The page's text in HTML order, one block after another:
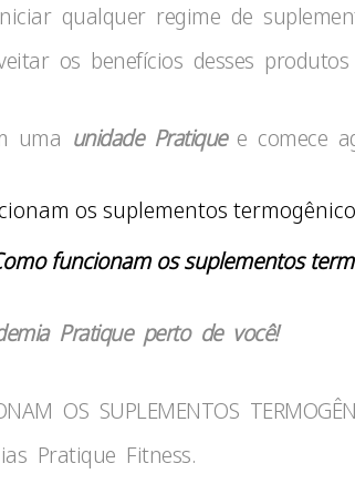
qualquer regime de
os benefícios desses
uma unidade Pratiquee comece
funcionam os suplementos
Pratique perto de você!
OS SUPLEMENTOS
Pratique Fitness.